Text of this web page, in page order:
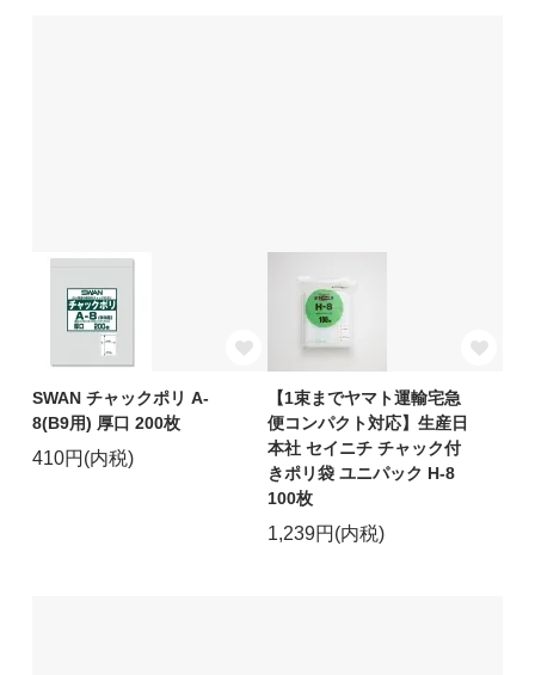
SWAN チャックポリ A-
8(B9用) 厚口 200枚
410円(内税)
【1束までヤマト運輸宅急
便コンパクト対応】生産日
本社 セイニチ チャック付
きポリ袋 ユニパック H-8
100枚
1,239円(内税)